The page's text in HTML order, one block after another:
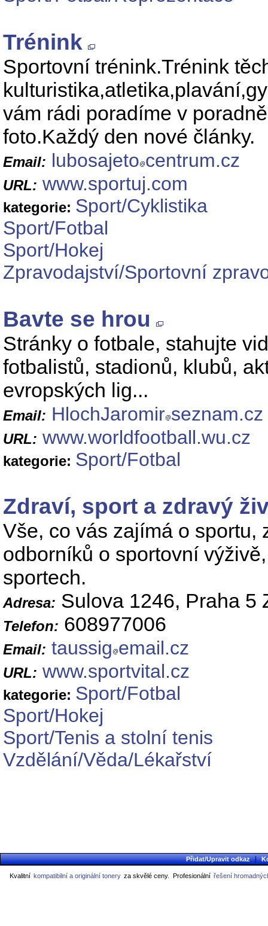
Trénink
Sportovní trénink.Trénink
vám rádi poradíme v
foto.Každý den nové články.
Email: lubosajeto centrum.cz
URL: www.sportuj.com
kategorie: Sport/Cyklistika
Sport/Fotbal
Sport/Hokej
Zpravodajství/Sportovní
Bavte se hrou
Stránky o fotbale, stahujte
fotbalistů, stadionů, klubů,
evropských lig...
Email: HlochJaromir seznam.cz
URL: www.worldfootball.wu.cz
kategorie: Sport/Fotbal
Zdraví, sport a zdravý
Vše, co vás zajímá o sportu,
odborníků o sportovní
sportech.
Adresa: Sulova 1246, Praha 5
Telefon: 608977006
Email: taussig email.cz
URL: www.sportvital.cz
kategorie: Sport/Fotbal
Sport/Hokej
Sport/Tenis a stolní tenis
Vzdělání/Věda/Lékařství
Přidat/Upravit odkaz |
Kvalitní kompatibilní a originální tonery za skvělé ceny. Profesionální řešení